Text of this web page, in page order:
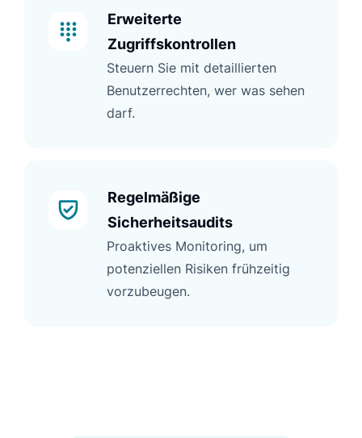
Erweiterte
Zugriffskontrollen
Steuern Sie mit detaillierten
Benutzerrechten, wer was sehen
darf.
Regelmäßige
Sicherheitsaudits
Proaktives Monitoring, um
potenziellen Risiken frühzeitig
vorzubeugen.